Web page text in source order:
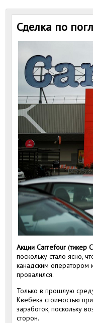
Сделка по
Акции Carrefour (тикер
поскольку стало ясно,
канадским оператором
провалился.
Только в прошлую
Квебека стоимостью
заработок, поскольку
сторон.